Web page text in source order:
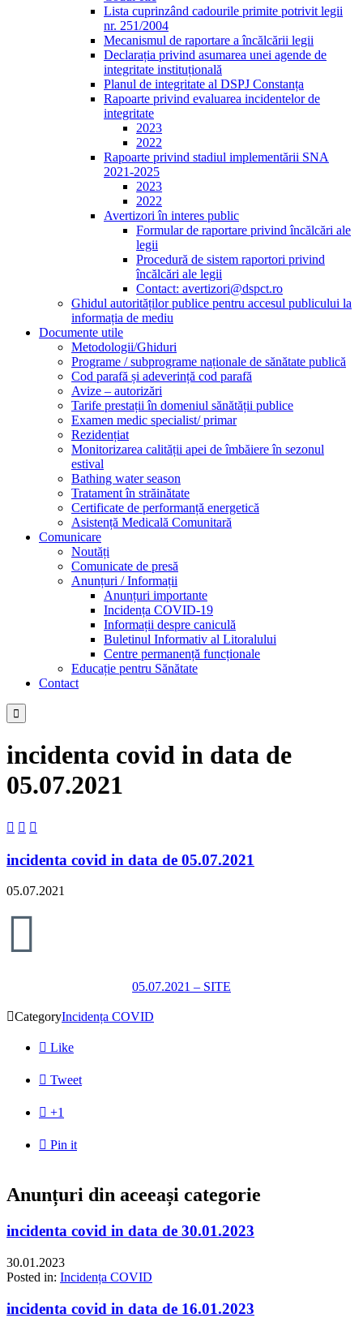
Lista cuprinzând cadourile primite potrivit legii
nr. 251/2004
Mecanismul de raportare a încălcării legii
Declarația privind asumarea unei agende de
integritate instituțională
Planul de integritate al DSPJ Constanța
Rapoarte privind evaluarea incidentelor de
integritate
2023
2022
Rapoarte privind stadiul implementării SNA
2021-2025
2023
2022
Avertizori în interes public
Formular de raportare privind încălcări ale
legii
Procedură de sistem raportori privind
încălcări ale legii
Contact: avertizori@dspct.ro
Ghidul autorităților publice pentru accesul publicului la
informația de mediu
Documente utile
Metodologii/Ghiduri
Programe / subprograme naționale de sănătate publică
Cod parafă și adeverință cod parafă
Avize – autorizări
Tarife prestații în domeniul sănătății publice
Examen medic specialist/ primar
Rezidențiat
Monitorizarea calității apei de îmbăiere în sezonul
estival
Bathing water season
Tratament în străinătate
Certificate de performanță energetică
Asistență Medicală Comunitară
Comunicare
Noutăți
Comunicate de presă
Anunțuri / Informații
Anunțuri importante
Incidența COVID-19
Informații despre caniculă
Buletinul Informativ al Litoralului
Centre permanență funcționale
Educație pentru Sănătate
Contact

incidenta covid in data de
05.07.2021
  
incidenta covid in data de 05.07.2021
05.07.2021

05.07.2021 – SITE
CategoryIncidența COVID
 Like
 Tweet
 +1
 Pin it
Anunțuri din aceeași categorie
incidenta covid in data de 30.01.2023
30.01.2023
Posted in: Incidența COVID
incidenta covid in data de 16.01.2023